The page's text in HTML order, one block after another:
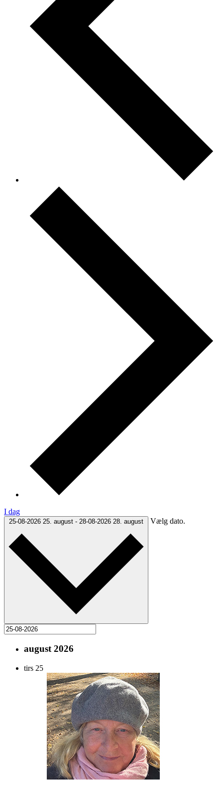
I dag
25-08-2026 25. august - 28-08-2026 28. august Vælg dato.
august 2026
tirs 25